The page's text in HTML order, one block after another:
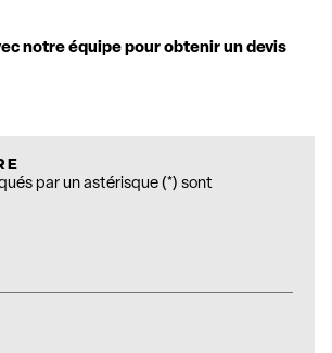
notre équipe pour obtenir un devis
par un astérisque (*) sont